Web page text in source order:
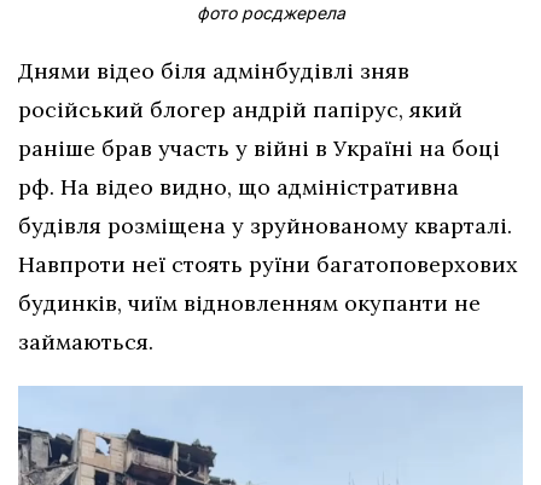
фото росджерела
Днями відео біля адмінбудівлі зняв
російський блогер андрій папірус, який
раніше брав участь у війні в Україні на боці
рф. На відео видно, що адміністративна
будівля розміщена у зруйнованому кварталі.
Навпроти неї стоять руїни багатоповерхових
будинків, чиїм відновленням окупанти не
займаються.